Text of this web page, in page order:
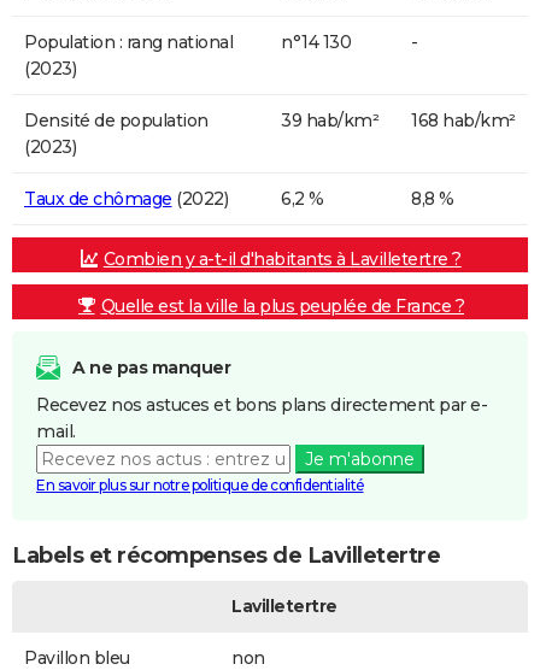
Population : rang national
(2023)
n°14 130 -
Densité de population
(2023)
39 hab/km² 168 hab/km²
Taux de chômage (2022) 6,2 % 8,8 %
Combien y a-t-il d'habitants à Lavilletertre ?
Quelle est la ville la plus peuplée de France ?
A ne pas manquer
Recevez nos astuces et bons plans directement par e-
mail.
Je m'abonne
En savoir plus sur notre politique de confidentialité
Labels et récompenses de Lavilletertre
Lavilletertre
Pavillon bleu non